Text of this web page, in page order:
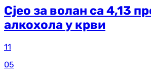
Сјео за волан са 4,13
алкохола у крви
11
05